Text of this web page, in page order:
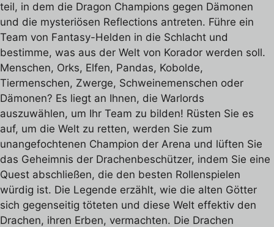
teil, in dem die Dragon Champions gegen Dämonen
und die mysteriösen Reflections antreten. Führe ein
Team von Fantasy-Helden in die Schlacht und
bestimme, was aus der Welt von Korador werden soll.
Menschen, Orks, Elfen, Pandas, Kobolde,
Tiermenschen, Zwerge, Schweinemenschen oder
Dämonen? Es liegt an Ihnen, die Warlords
auszuwählen, um Ihr Team zu bilden! Rüsten Sie es
auf, um die Welt zu retten, werden Sie zum
unangefochtenen Champion der Arena und lüften Sie
das Geheimnis der Drachenbeschützer, indem Sie eine
Quest abschließen, die den besten Rollenspielen
würdig ist. Die Legende erzählt, wie die alten Götter
sich gegenseitig töteten und diese Welt effektiv den
Drachen, ihren Erben, vermachten. Die Drachen